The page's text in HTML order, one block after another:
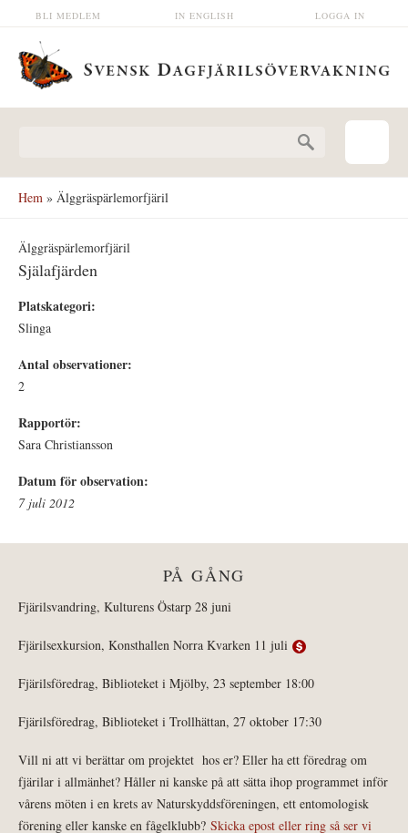
Hoppa till huvudinnehåll LOGGA IN
IN ENGLISH
BLI MEDLEM
Hem » Älggräspärlemorfjäril
Älggräspärlemorfjäril
Själafjärden
Platskategori:
Slinga
Antal observationer:
2
Rapportör:
Sara Christiansson
Datum för observation:
7 juli 2012
PÅ GÅNG
Fjärilsvandring, Kulturens Östarp 28 juni
Fjärilsexkursion, Konsthallen Norra Kvarken 11 juli
Fjärilsföredrag, Biblioteket i Mjölby, 23 september 18:00
Fjärilsföredrag, Biblioteket i Trollhättan, 27 oktober 17:30
Vill ni att vi berättar om projektet hos er? Eller ha ett föredrag om
fjärilar i allmänhet? Håller ni kanske på att sätta ihop programmet inför
vårens möten i en krets av Naturskyddsföreningen, ett entomologisk
förening eller kanske en fågelklubb? Skicka epost eller ring så ser vi